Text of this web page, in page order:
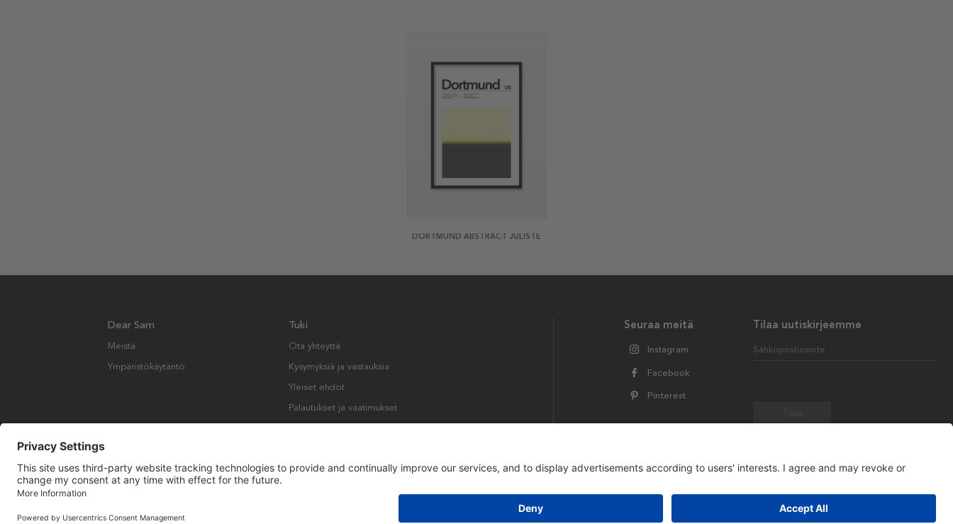
DORTMUND ABSTRACT JULISTE
Tilaa uutiskirjeemme
Sähköpostiosoite
Seuraa meitä
Instagram
Facebook
Pinterest
Dear Sam
Meistä
Ympäristökäytäntö
Tuki
Ota yhteyttä
Kysymyksiä ja vastauksia
Yleiset ehdot
Palautukset ja vaatimukset